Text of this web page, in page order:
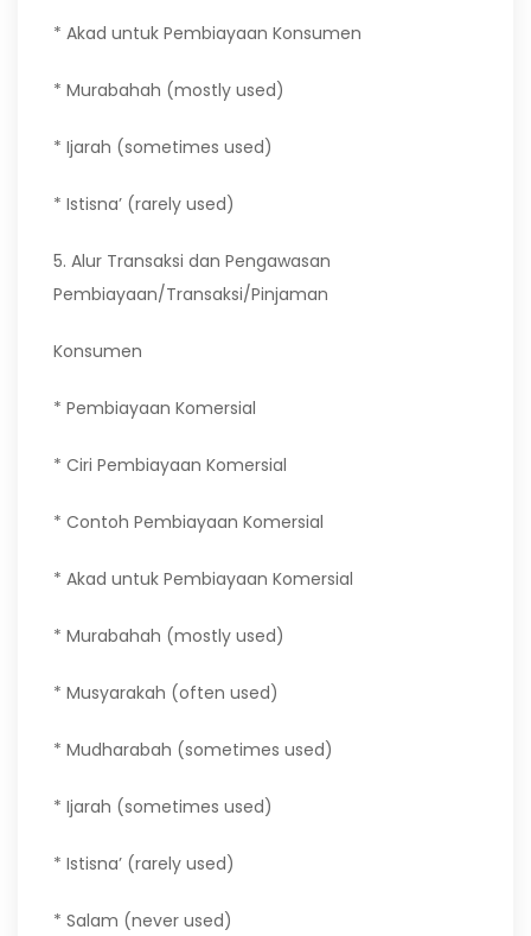
* Akad untuk Pembiayaan Konsumen
* Murabahah (mostly used)
* Ijarah (sometimes used)
* Istisna’ (rarely used)
5. Alur Transaksi dan Pengawasan
Pembiayaan/Transaksi/Pinjaman
Konsumen
* Pembiayaan Komersial
* Ciri Pembiayaan Komersial
* Contoh Pembiayaan Komersial
* Akad untuk Pembiayaan Komersial
* Murabahah (mostly used)
* Musyarakah (often used)
* Mudharabah (sometimes used)
* Ijarah (sometimes used)
* Istisna’ (rarely used)
* Salam (never used)